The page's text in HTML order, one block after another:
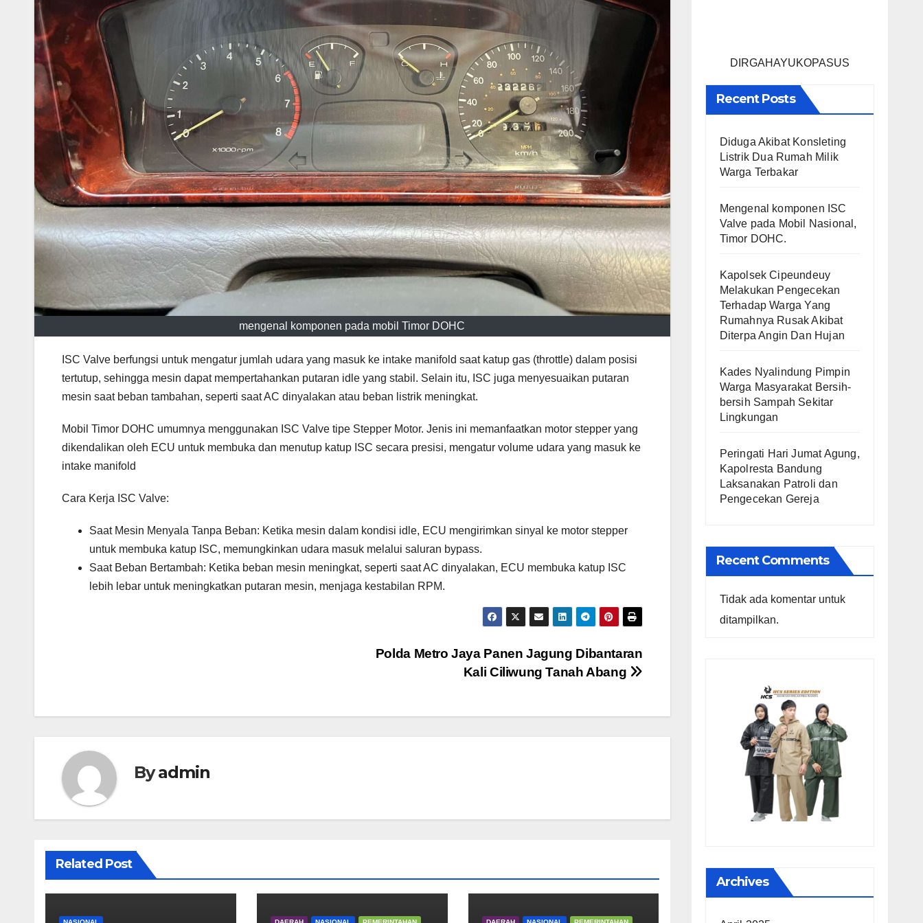
mengenal komponen pada mobil Timor DOHC
ISC Valve berfungsi untuk mengatur jumlah udara yang masuk ke intake manifold saat katup gas (throttle) dalam posisi
tertutup, sehingga mesin dapat mempertahankan putaran idle yang stabil. Selain itu, ISC juga menyesuaikan putaran
mesin saat beban tambahan, seperti saat AC dinyalakan atau beban listrik meningkat.
Mobil Timor DOHC umumnya menggunakan ISC Valve tipe Stepper Motor. Jenis ini memanfaatkan motor stepper yang
dikendalikan oleh ECU untuk membuka dan menutup katup ISC secara presisi, mengatur volume udara yang masuk ke
intake manifold
Cara Kerja ISC Valve:
Saat Mesin Menyala Tanpa Beban: Ketika mesin dalam kondisi idle, ECU mengirimkan sinyal ke motor stepper
untuk membuka katup ISC, memungkinkan udara masuk melalui saluran bypass.
Saat Beban Bertambah: Ketika beban mesin meningkat, seperti saat AC dinyalakan, ECU membuka katup ISC
lebih lebar untuk meningkatkan putaran mesin, menjaga kestabilan RPM.
Polda Metro Jaya Panen Jagung Dibantaran
Kali Ciliwung Tanah Abang
Byadmin
Related Post
DIRGAHAYUKOPASUS
Recent Posts
Diduga Akibat Konsleting
Listrik Dua Rumah Milik
Warga Terbakar
Mengenal komponen ISC
Valve pada Mobil Nasional,
Timor DOHC.
Kapolsek Cipeundeuy
Melakukan Pengecekan
Terhadap Warga Yang
Rumahnya Rusak Akibat
Diterpa Angin Dan Hujan
Kades Nyalindung Pimpin
Warga Masyarakat Bersih-
bersih Sampah Sekitar
Lingkungan
Peringati Hari Jumat Agung,
Kapolresta Bandung
Laksanakan Patroli dan
Pengecekan Gereja
Recent Comments
Tidak ada komentar untuk
ditampilkan.
Archives